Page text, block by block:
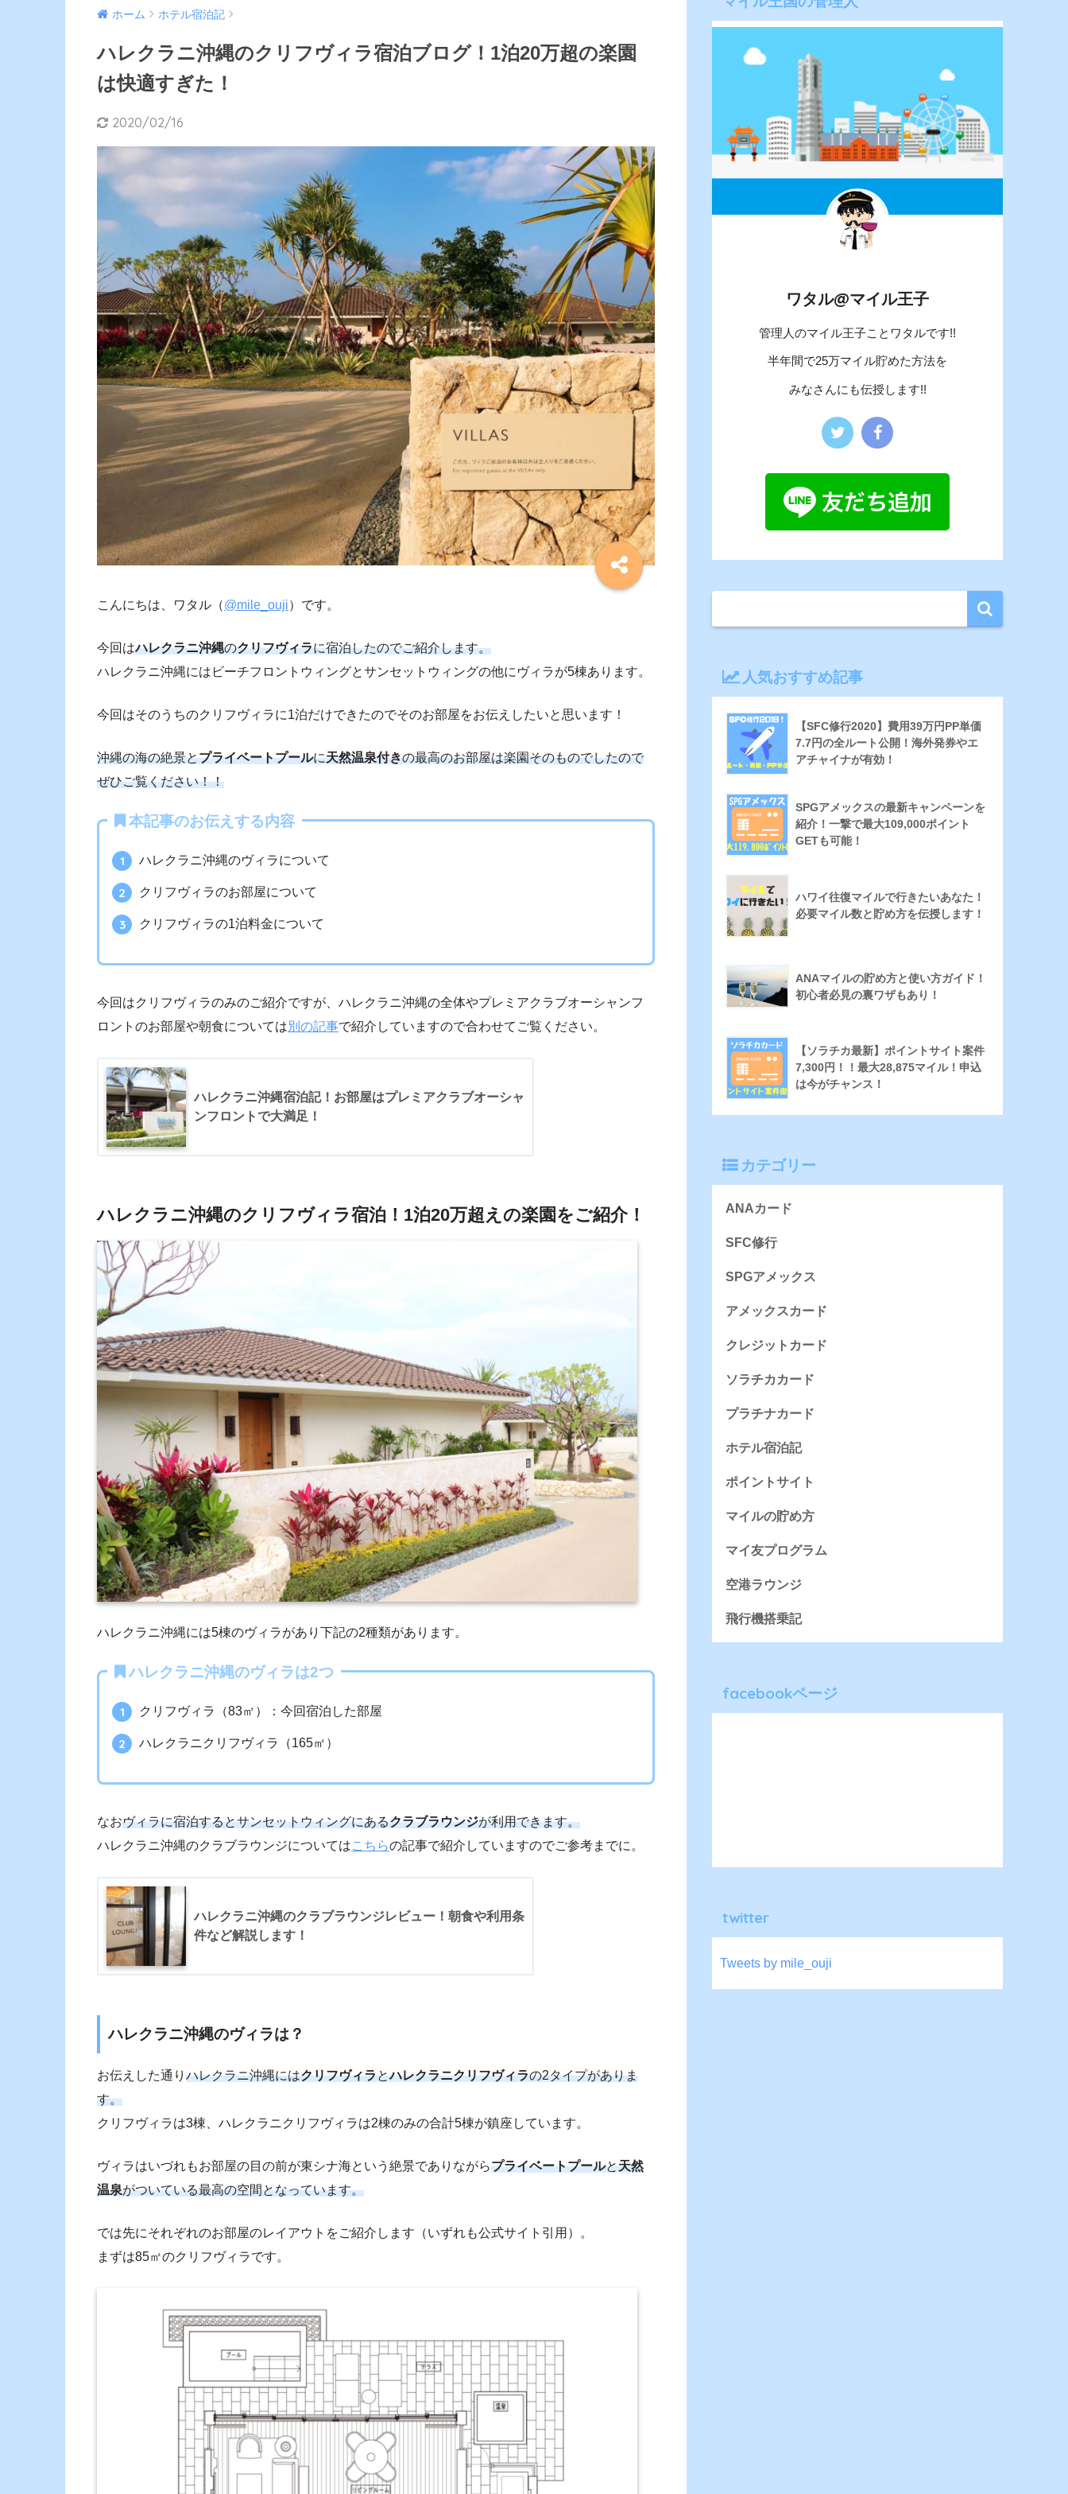
ホーム ホテル宿泊記
ハレクラニ沖縄のクリフヴィラ宿泊ブログ！1泊20万超の楽園
は快適すぎた！
2020/02/16
こんにちは、ワタル（@mile_ouji）です。
今回はハレクラニ沖縄のクリフヴィラに宿泊したのでご紹介します。
ハレクラニ沖縄にはビーチフロントウィングとサンセットウィングの他にヴィラが5棟あります。
今回はそのうちのクリフヴィラに1泊だけできたのでそのお部屋をお伝えしたいと思います！
沖縄の海の絶景とプライベートプールに天然温泉付きの最高のお部屋は楽園そのものでしたので
ぜひご覧ください！！
本記事のお伝えする内容
ハレクラニ沖縄のヴィラについて
クリフヴィラのお部屋について
クリフヴィラの1泊料金について
今回はクリフヴィラのみのご紹介ですが、ハレクラニ沖縄の全体やプレミアクラブオーシャンフ
ロントのお部屋や朝食については別の記事で紹介していますので合わせてご覧ください。
ハレクラニ沖縄宿泊記！お部屋はプレミアクラブオーシャ
ンフロントで大満足！
ハレクラニ沖縄のクリフヴィラ宿泊！1泊20万超えの楽園をご紹介！
ハレクラニ沖縄には5棟のヴィラがあり下記の2種類があります。
ハレクラニ沖縄のヴィラは2つ
クリフヴィラ（83㎡）：今回宿泊した部屋
ハレクラニクリフヴィラ（165㎡）
なおヴィラに宿泊するとサンセットウィングにあるクラブラウンジが利用できます。
ハレクラニ沖縄のクラブラウンジについてはこちらの記事で紹介していますのでご参考までに。
ハレクラニ沖縄のクラブラウンジレビュー！朝食や利用条
件など解説します！
ハレクラニ沖縄のヴィラは？
お伝えした通り ハレクラニ沖縄にはクリフヴィラとハレクラニクリフヴィラの2タイプがありま
す。
クリフヴィラは3棟、ハレクラニクリフヴィラは2棟のみの合計5棟が鎮座しています。
ヴィラはいづれもお部屋の目の前が東シナ海という絶景でありながらプライベートプールと天然
温泉がついている最高の空間となっています。
では先にそれぞれのお部屋のレイアウトをご紹介します（いずれも公式サイト引用）。
まずは85㎡のクリフヴィラです。
ワタル@マイル王子
管理人のマイル王子ことワタルです!!
半年間で25万マイル貯めた方法を
みなさんにも伝授します!!
人気おすすめ記事
【SFC修行2020】費用39万円PP単価
7.7円の全ルート公開！海外発券やエ
アチャイナが有効！
SPGアメックスの最新キャンペーンを
紹介！一撃で最大109,000ポイント
GETも可能！
ハワイ往復マイルで行きたいあなた！
必要マイル数と貯め方を伝授します！
ANAマイルの貯め方と使い方ガイド！
初心者必見の裏ワザもあり！
【ソラチカ最新】ポイントサイト案件
7,300円！！最大28,875マイル！申込
は今がチャンス！
カテゴリー
ANAカード
SFC修行
SPGアメックス
アメックスカード
クレジットカード
ソラチカカード
プラチナカード
ホテル宿泊記
ポイントサイト
マイルの貯め方
マイ友プログラム
空港ラウンジ
飛行機搭乗記
facebookページ
twitter
Tweets by mile_ouji